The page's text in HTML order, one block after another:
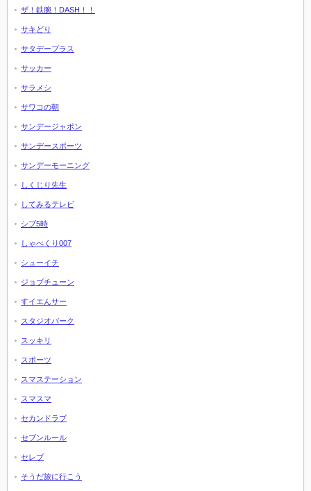
ザ！鉄腕！DASH！！
サキどり
サタデープラス
サッカー
サラメシ
サワコの朝
サンデージャポン
サンデースポーツ
サンデーモーニング
しくじり先生
してみるテレビ
シブ5時
しゃべくり007
シューイチ
ジョブチューン
すイエんサー
スタジオパーク
スッキリ
スポーツ
スマステーション
スマスマ
セカンドラブ
セブンルール
セレブ
そうだ旅に行こう